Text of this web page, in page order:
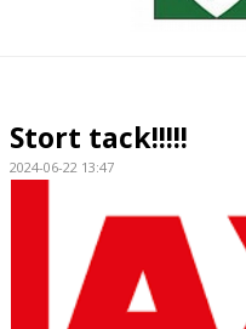
KONTAKT ÅKARP IF
OM FÖRENINGEN
DOKUMENT
BESTÄLL VÅRA KLUBBKLÄDER
Stort tack!!!!!
2024-06-22 13:47